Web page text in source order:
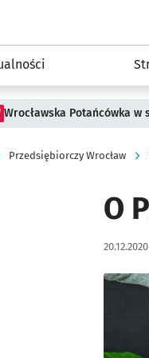
Wrocławska Potańcówka w
Przedsiębiorczy Wrocław
O
Data
Kliknij,